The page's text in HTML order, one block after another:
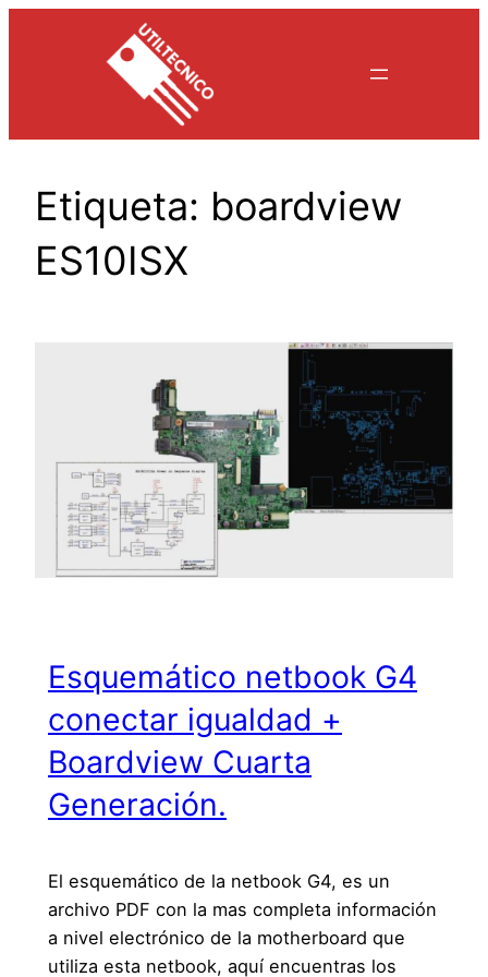
Etiqueta: boardview
ES10ISX
Esquemático netbook G4
conectar igualdad +
Boardview Cuarta
Generación.
El esquemático de la netbook G4, es un
archivo PDF con la mas completa información
a nivel electrónico de la motherboard que
utiliza esta netbook, aquí encuentras los